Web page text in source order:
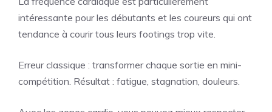
intéressante pour les débutants et les coureurs qui ont
tendance à courir tous leurs footings trop vite.
Erreur classique : transformer chaque sortie en mini-
compétition. Résultat : fatigue, stagnation, douleurs.